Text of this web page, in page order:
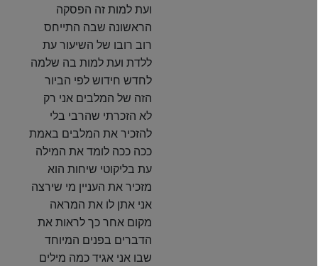
ועת למות זה הפסקה
הראשונה שבה התייחס
רוב רובו של השיעור עת
ללדת ועת למות בה שלמה
לחדש חידוש לפי הביור
הזה של המלבים אני רק
לא הזכרתי שהרבי בלי
להזכיר את המלבים באמת
ככה ככה לומד את המילה
עת בליקוטי שיחות הוא
מזכיר את העניין מי שירצה
אני אתן לו את המראה
מקום אחר כך לראות את
הדברים בפנים המיוחד
שבו אני אגיד כמה מילים